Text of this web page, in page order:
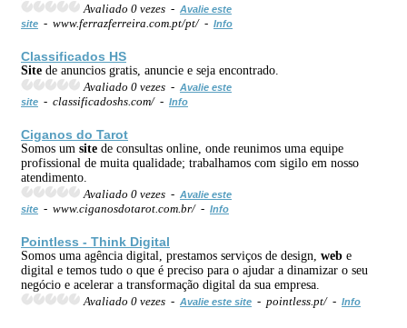
Avaliado 0 vezes - Avalie este
site - www.ferrazferreira.com.pt/pt/ - Info
Classificados HS
Site de anuncios gratis, anuncie e seja encontrado.
Avaliado 0 vezes - Avalie este
site - classificadoshs.com/ - Info
Ciganos do Tarot
Somos um site de consultas online, onde reunimos uma equipe
profissional de muita qualidade; trabalhamos com sigilo em nosso
atendimento.
Avaliado 0 vezes - Avalie este
site - www.ciganosdotarot.com.br/ - Info
Pointless - Think Digital
Somos uma agência digital, prestamos serviços de design, web e
digital e temos tudo o que é preciso para o ajudar a dinamizar o seu
negócio e acelerar a transformação digital da sua empresa.
Avaliado 0 vezes - Avalie este site - pointless.pt/ - Info